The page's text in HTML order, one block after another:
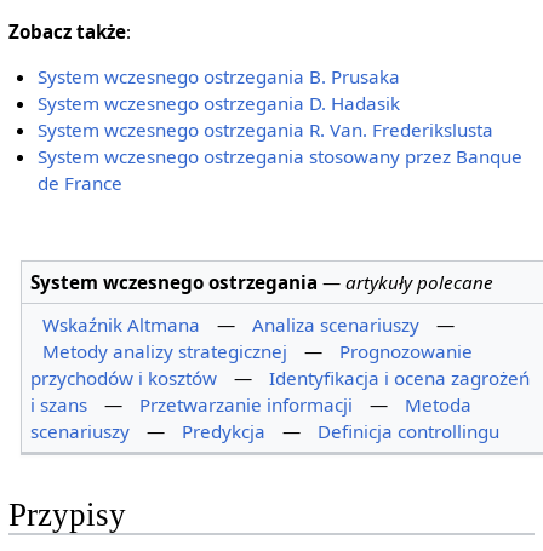
Zobacz także:
System wczesnego ostrzegania B. Prusaka
System wczesnego ostrzegania D. Hadasik
System wczesnego ostrzegania R. Van. Frederikslusta
System wczesnego ostrzegania stosowany przez Banque
de France
System wczesnego ostrzegania —artykuły polecane
Wskaźnik Altmana
— Analiza scenariuszy
—
Metody analizy strategicznej
—
Prognozowanie
przychodów i kosztów
—
Identyfikacja i ocena zagrożeń
i szans
— Przetwarzanie informacji —
Metoda
scenariuszy
— Predykcja — Definicja controllingu
Przypisy